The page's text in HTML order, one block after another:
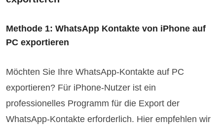
Methode 1: WhatsApp Kontakte von iPhone auf
PC exportieren
Möchten Sie Ihre WhatsApp-Kontakte auf PC
exportieren? Für iPhone-Nutzer ist ein
professionelles Programm für die Export der
WhatsApp-Kontakte erforderlich. Hier empfehlen wir